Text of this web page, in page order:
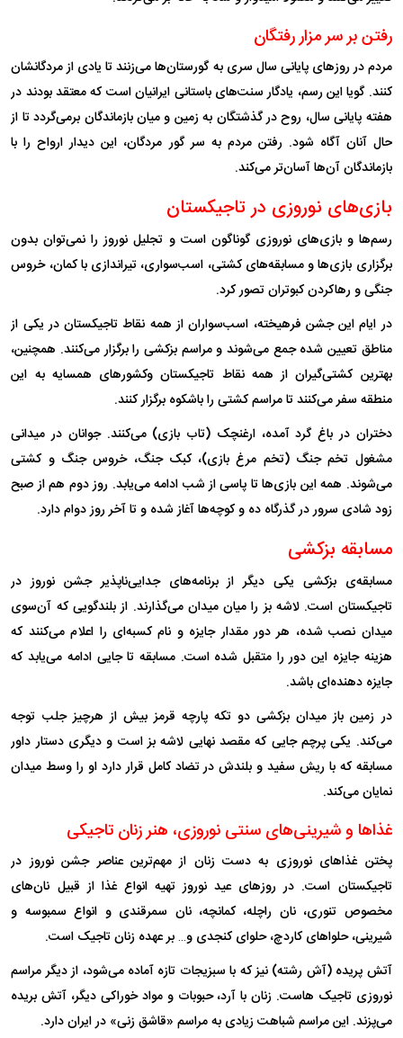
رفتن بر سر مزار رفتگان
مردم در روز‌های پایانی سال سری به گورستان‌ها می‌زنند تا یادی از مردگانشان
کنند. گویا این رسم، یادگار سنت‌های باستانی ایرانیان است که معتقد بودند در
هفته پایانی سال، روح در گذشتگان به زمین و میان بازماندگان برمی‌گردد تا از
حال آنان آگاه شود. رفتن مردم به سر گور مردگان، این دیدار ارواح را با
بازماندگان آن‌ها آسان‌تر می‌کند.
بازی‌های نوروزی در تاجیکستان
رسم‌ها و بازی‌های نوروزی گوناگون است و تجلیل نوروز را نمی‌توان بدون
برگزاری بازی‌ها و مسابقه‌های کشتی، اسب‌سواری، تیراندازی با کمان، خروس
جنگی و رها‌کردن کبوتران تصور کرد.
در ایام این جشن فرهیخته، اسب‌سواران از همه نقاط تاجیکستان در یکی از
مناطق تعیین شده جمع می‌شوند و مراسم بزکشی را برگزار می‌کنند. همچنین،
بهترین کشتی‌گیران از همه نقاط تاجیکستان وکشور‌های همسایه به این
منطقه سفر می‌کنند تا مراسم کشتی را باشکوه برگزار کنند.
دختران در باغ گرد آمده، ارغنچک (تاب بازی) می‌کنند. جوانان در میدانی
مشغول تخم جنگ (تخم مرغ بازی)، کبک جنگ، خروس جنگ و کشتی
می‌شوند. همه این بازی‌ها تا پاسی از شب ادامه می‌یابد. روز دوم هم از صبح
زود شادی سرور در گذرگاه ده و کوچه‌ها آغاز شده و تا آخر روز دوام دارد.
مسابقه بزکشی
مسابقه‌ی بزکشی یکی دیگر از برنامه‌های جدایی‌ناپذیر جشن نوروز در
تاجیکستان است. لاشه بز را میان میدان می‌گذارند. از بلندگویی که آن‌سوی
میدان نصب شده، هر دور مقدار جایزه و نام کسبه‌ای را اعلام می‌کنند که
هزینه جایزه این دور را متقبل شده است. مسابقه تا جایی ادامه می‌یابد که
جایزه دهنده‌ای باشد.
در زمین باز میدان بزکشی دو تکه پارچه قرمز بیش از هرچیز جلب توجه
می‌کند. یکی پرچم جایی که مقصد نهایی لاشه بز است و دیگری دستار داور
مسابقه که با ریش سفید و بلندش در تضاد کامل قرار دارد او را وسط میدان
نمایان می‌کند.
غذا‌ها و شیرینی‌های سنتی نوروزی، هنر زنان تاجیکی
پختن غذا‌های نوروزی به دست زنان از مهم‌ترین عناصر جشن نوروز در
تاجیکستان است. در روز‌های عید نوروز تهیه انواع غذا از قبیل نان‌های
مخصوص تنوری، نان راچله، کمانچه، نان سمرقندی و انواع سمبوسه و
شیرینی، حلوا‌های کاردچ، حلوای کنجدی و… بر عهده زنان تاجیک است.
آتش پریده (آش رشته) نیز که با سبزیجات تازه آماده می‌شود، از دیگر مراسم
نوروزی تاجیک هاست. زنان با آرد، حبوبات و مواد خوراکی دیگر، آتش بریده
می‌پزند. این مراسم شباهت زیادی به مراسم «قاشق زنی» در ایران دارد.